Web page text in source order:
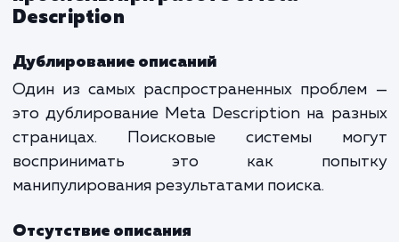
Первый пример
предоставляет достаточно информации
принятия решения о клике.
Анализ успешных примеров
Анализировать успешные примеры
инструментов, таких как Яндекс.Вебмастер